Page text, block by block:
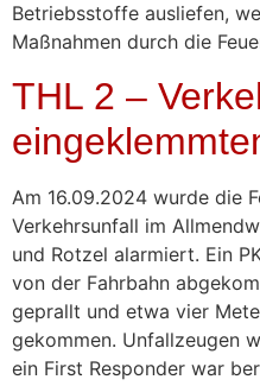
Betriebsstoffe ausliefen,
Maßnahmen durch die
THL 2 –
Am 16.09.2024 wurde die
Verkehrsunfall im
und Rotzel alarmiert. Ein
von der Fahrbahn
geprallt und etwa vier
gekommen. Unfallzeugen
ein First Responder war